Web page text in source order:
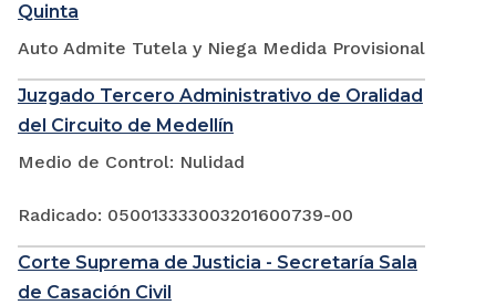
Quinta
Auto Admite Tutela y Niega Medida Provisional
Juzgado Tercero Administrativo de Oralidad
del Circuito de Medellín
Medio de Control: Nulidad
Radicado: 050013333003201600739-00
Corte Suprema de Justicia - Secretaría Sala
de Casación Civil